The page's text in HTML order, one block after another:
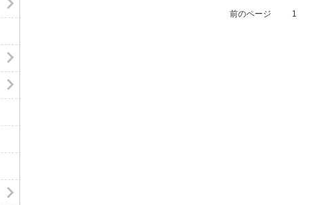
前のページ 1